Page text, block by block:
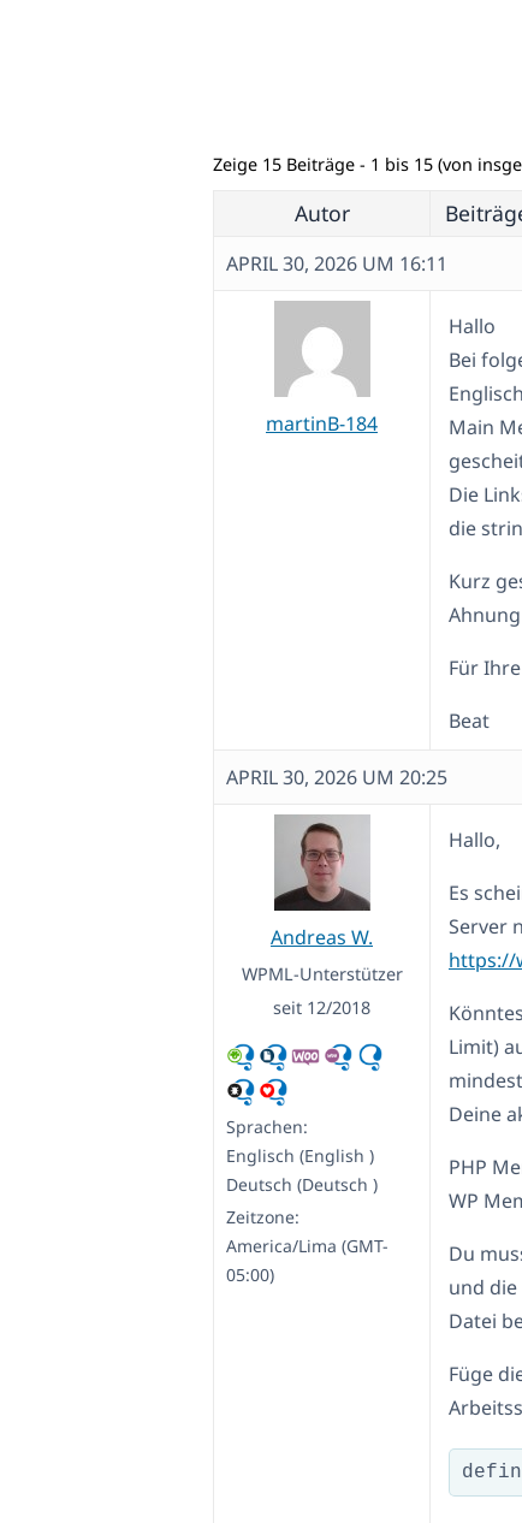
Zeige 15 Beiträge - 1 bis 15 (von
Autor
APRIL 30, 2026 UM 16:11
martinB-184
Hallo
Bei
Main
Die
die
Kurz
Für
Beat
APRIL 30, 2026 UM 20:25
Andreas W.
WPML-Unterstützer
seit 12/2018
Sprachen:
Englisch (English )
Deutsch (Deutsch )
Zeitzone:
America/Lima (GMT-
05:00)
Hallo,
Es
Server
https://
Limit)
Deine
PHP
WP
Du
und
Datei
Füge